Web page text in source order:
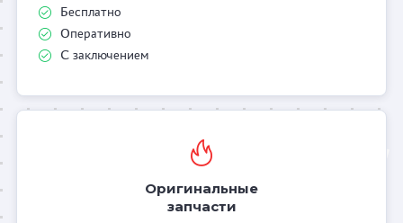
Бесплатно
Оперативно
С заключением
Оригинальные
запчасти